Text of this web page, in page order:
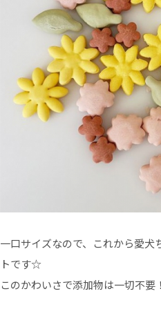
一口サイズなので、これから愛
トです☆
このかわいさで添加物は一切不